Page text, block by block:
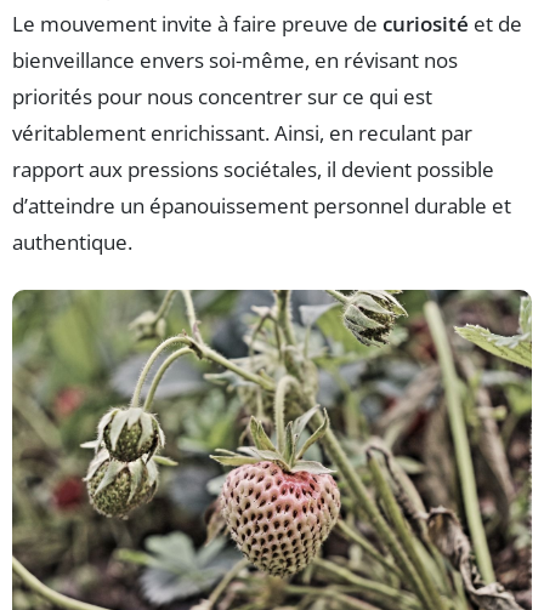
Le mouvement invite à faire preuve de curiosité et de
bienveillance envers soi-même, en révisant nos
priorités pour nous concentrer sur ce qui est
véritablement enrichissant. Ainsi, en reculant par
rapport aux pressions sociétales, il devient possible
d’atteindre un épanouissement personnel durable et
authentique.